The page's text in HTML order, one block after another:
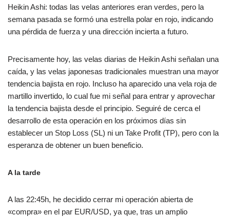
Heikin Ashi: todas las velas anteriores eran verdes, pero la
semana pasada se formó una estrella polar en rojo, indicando
una pérdida de fuerza y una dirección incierta a futuro.
Precisamente hoy, las velas diarias de Heikin Ashi señalan una
caída, y las velas japonesas tradicionales muestran una mayor
tendencia bajista en rojo. Incluso ha aparecido una vela roja de
martillo invertido, lo cual fue mi señal para entrar y aprovechar
la tendencia bajista desde el principio. Seguiré de cerca el
desarrollo de esta operación en los próximos días sin
establecer un Stop Loss (SL) ni un Take Profit (TP), pero con la
esperanza de obtener un buen beneficio.
A la tarde
A las 22:45h, he decidido cerrar mi operación abierta de
«compra» en el par EUR/USD, ya que, tras un amplio